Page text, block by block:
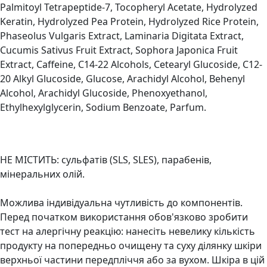
Palmitoyl Tetrapeptide-7, Tocopheryl Acetate, Hydrolyzed
Keratin, Hydrolyzed Pea Protein, Hydrolyzed Rice Protein,
Phaseolus Vulgaris Extract, Laminaria Digitata Extract,
Cucumis Sativus Fruit Extract, Sophora Japonica Fruit
Extract, Caffeine, C14-22 Alcohols, Cetearyl Glucoside, C12-
20 Alkyl Glucoside, Glucose, Arachidyl Alcohol, Behenyl
Alcohol, Arachidyl Glucoside, Phenoxyethanol,
Ethylhexylglycerin, Sodium Benzoate, Parfum.
НЕ МІСТИТЬ: сульфатів (SLS, SLES), парабенів,
мінеральних олій.
Можлива індивідуальна чутливість до компонентів.
Перед початком використання обов'язково зробити
тест на алергічну реакцію: нанесіть невелику кількість
продукту на попередньо очищену та суху ділянку шкіри
верхньої частини передпліччя або за вухом. Шкіра в цій